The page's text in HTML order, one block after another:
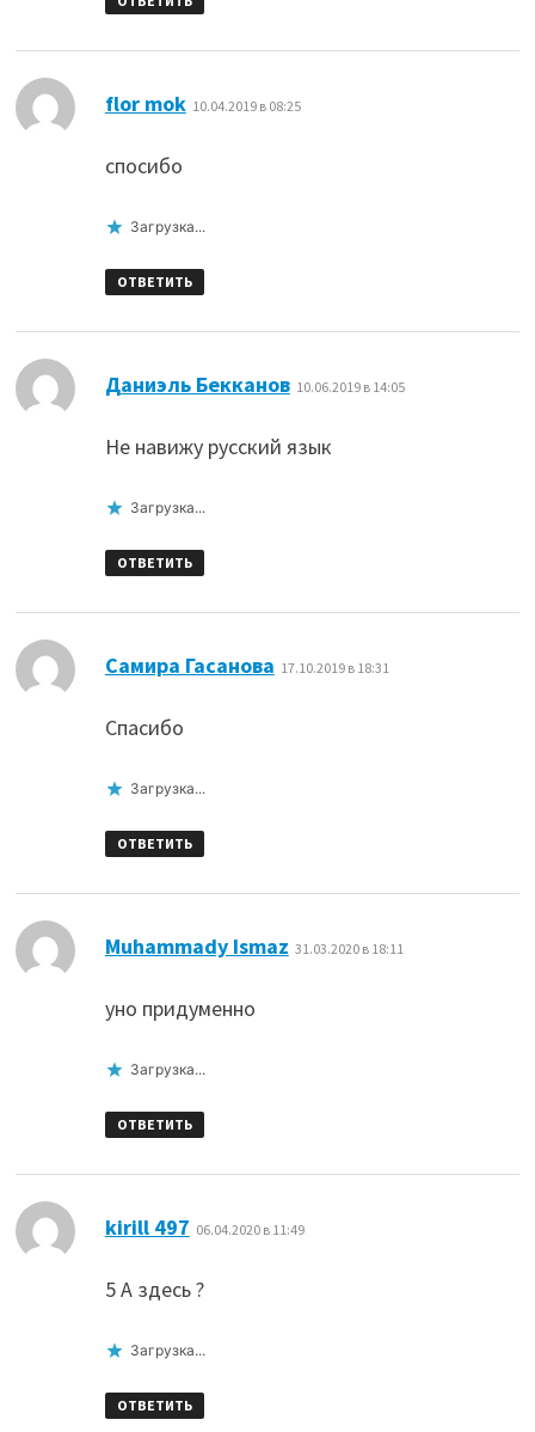
flor mok: 10.04.2019 в 08:25
спосибо
Загрузка...
ОТВЕТИТЬ
Даниэль Бекканов: 10.06.2019 в 14:05
Не навижу русский язык
Загрузка...
ОТВЕТИТЬ
Самира Гасанова 17.10.2019 в 18:31
Спасибо
Загрузка...
ОТВЕТИТЬ
Muhammady Ismaz 31.03.2020 в 18:11
уно придуменно
Загрузка...
ОТВЕТИТЬ
kirill 497 06.04.2020 в 11:49
5 А здесь ?
Загрузка...
ОТВЕТИТЬ